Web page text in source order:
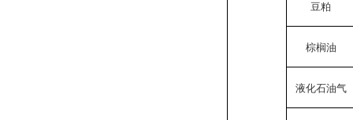
豆粕
棕榈油
液化石油气